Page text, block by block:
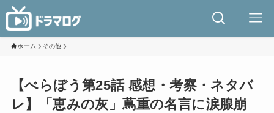
ホーム その他
【べらぼう第25話 感想・考察・ネタバ
レ】「恵みの灰」蔦重の名言に涙腺崩